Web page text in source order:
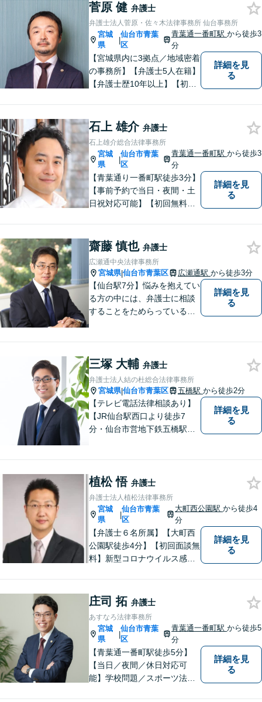
菅原 健 弁護士
弁護士法人菅原・佐々木法律事務所 仙台事務所
宮城
県
|
仙台市青葉
区
青葉通一番町駅から徒歩3
分
【宮城県内に3拠点／地域密着
の事務所】【弁護士5人在籍】
【弁護士歴10年以上】【初回
いう方も、まずはお電話くだ
さい。個人や企業のあらゆる
トラブルに対応【青葉通一番
町駅1分】
詳細を見
る
石上 雄介 弁護士
石上雄介総合法律事務所
宮城
県
|
仙台市青葉
区
青葉通一番町駅から徒歩3
分
【青葉通り一番町駅徒歩3分】
【事前予約で当日・夜間・土
日祝対応可能】【初回無料相
詳細を見
る
齋藤 慎也 弁護士
広瀬通中央法律事務所
宮城県|仙台市青葉区 広瀬通駅 から徒歩3分
【仙台駅7分】悩みを抱えてい
る方の中には、弁護士に相談
することをためらっている方
待できます。 どんなことで
も、お気軽に相談ください。
詳細を見
る
三塚 大輔 弁護士
弁護士法人結の杜総合法律事務所
宮城県|仙台市青葉区 五橋駅 から徒歩2分
【テレビ電話法律相談あり】
【JR仙台駅西口より徒歩7
分・仙台市営地下鉄五橋駅北4
間・土曜相談あり】【明るく
キレイな完全個室相談室】
詳細を見
る
植松 悟 弁護士
弁護士法人植松法律事務所
宮城
県
|
仙台市青葉
区
大町西公園駅から徒歩4
分
【弁護士６名所属】【大町西
公園駅徒歩4分】【初回面談無
料】新型コロナウイルス感染
ご提案いたします。その他分
野にも対応可能。相談者が十
分に理解できるよう丁寧に説
明することを心がけていま
す。
詳細を見
る
庄司 拓 弁護士
あすなろ法律事務所
宮城
県
|
仙台市青葉
区
青葉通一番町駅から徒歩5
分
【青葉通一番町駅徒歩5分】
【当日／夜間／休日対応可
能】学校問題／スポーツ法務
詳細を見
る